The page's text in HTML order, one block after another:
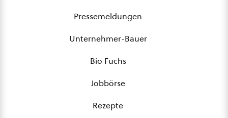
Pressemeldungen
Unternehmer-Bauer
Bio Fuchs
Jobbörse
Rezepte